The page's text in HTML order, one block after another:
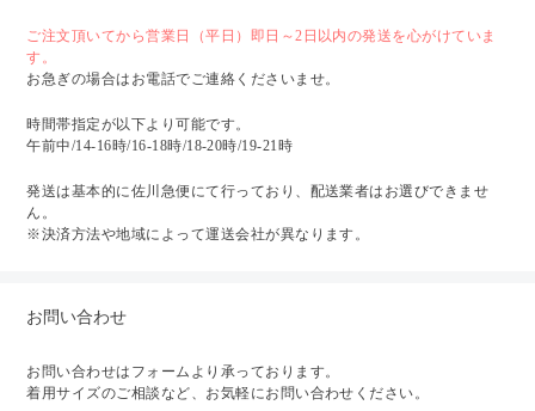
ご注文頂いてから営業日（平日）即日～2日以内の発送を心がけていま
す。
お急ぎの場合はお電話でご連絡くださいませ。
時間帯指定が以下より可能です。
午前中/14-16時/16-18時/18-20時/19-21時
発送は基本的に佐川急便にて行っており、配送業者はお選びできませ
ん。
※決済方法や地域によって運送会社が異なります。
お問い合わせ
お問い合わせはフォームより承っております。
着用サイズのご相談など、お気軽にお問い合わせください。